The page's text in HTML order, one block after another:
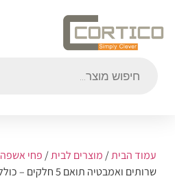
עמוד הבית/מוצרים לבית/פחי אשפה
שרותים ואמבטיה תואם 5 חלקים – כולל פח ומברשת אסלה – שחור